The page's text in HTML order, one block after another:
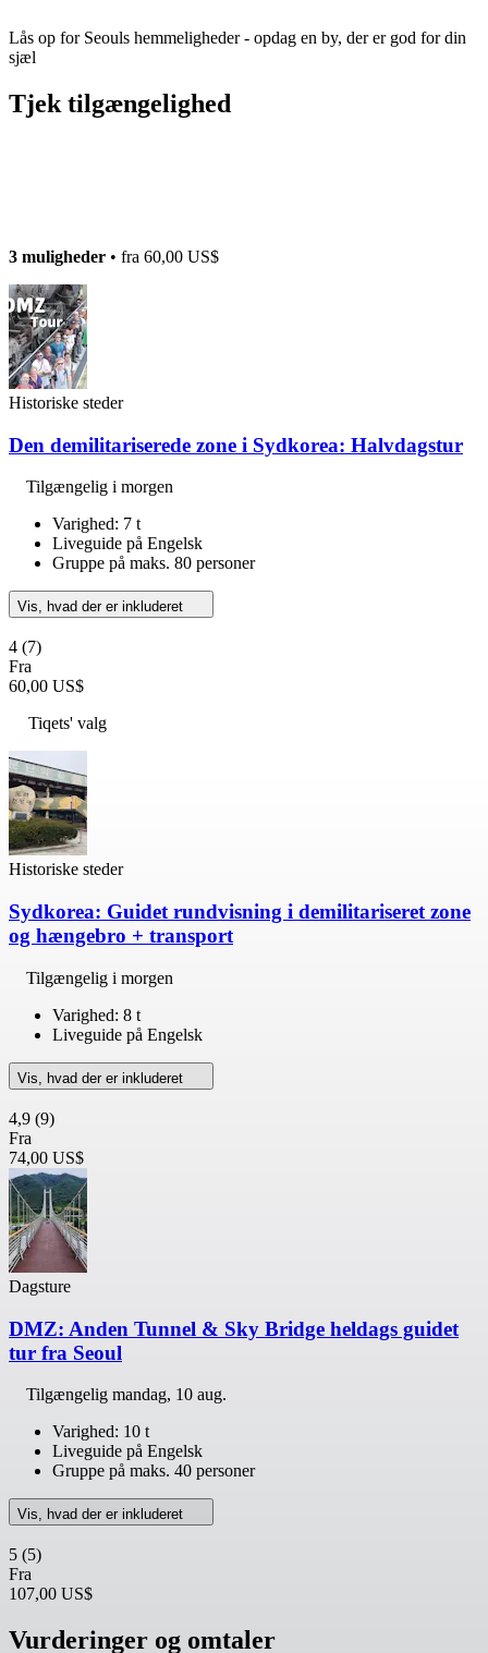
Lås op for Seouls hemmeligheder - opdag en by, der er god for din
sjæl
Tjek tilgængelighed
3 muligheder • fra 60,00 US$
Historiske steder
Den demilitariserede zone i Sydkorea: Halvdagstur
Tilgængelig i morgen
Varighed: 7 t
Liveguide på Engelsk
Gruppe på maks. 80 personer
Vis, hvad der er inkluderet
4 (7)
Fra
60,00 US$
Tiqets' valg
Historiske steder
Sydkorea: Guidet rundvisning i demilitariseret zone
og hængebro + transport
Tilgængelig i morgen
Varighed: 8 t
Liveguide på Engelsk
Vis, hvad der er inkluderet
4,9 (9)
Fra
74,00 US$
Dagsture
DMZ: Anden Tunnel & Sky Bridge heldags guidet
tur fra Seoul
Tilgængelig mandag, 10 aug.
Varighed: 10 t
Liveguide på Engelsk
Gruppe på maks. 40 personer
Vis, hvad der er inkluderet
5 (5)
Fra
107,00 US$
Vurderinger og omtaler